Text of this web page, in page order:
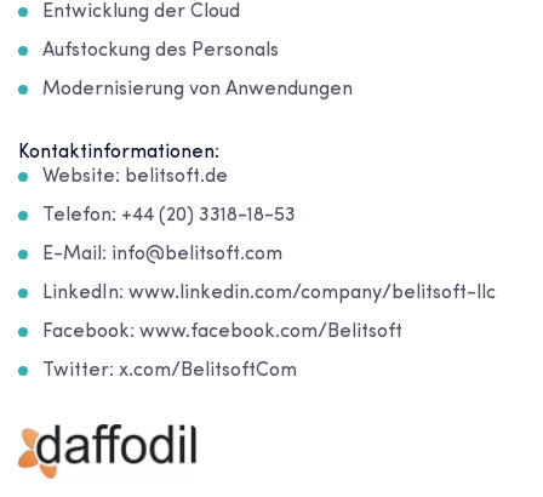
Entwicklung der Cloud
Aufstockung des Personals
Modernisierung von Anwendungen
Kontaktinformationen:
Website: belitsoft.de
Telefon: +44 (20) 3318-18-53
E-Mail: info@belitsoft.com
LinkedIn: www.linkedin.com/company/belitsoft-llc
Facebook: www.facebook.com/Belitsoft
Twitter: x.com/BelitsoftCom